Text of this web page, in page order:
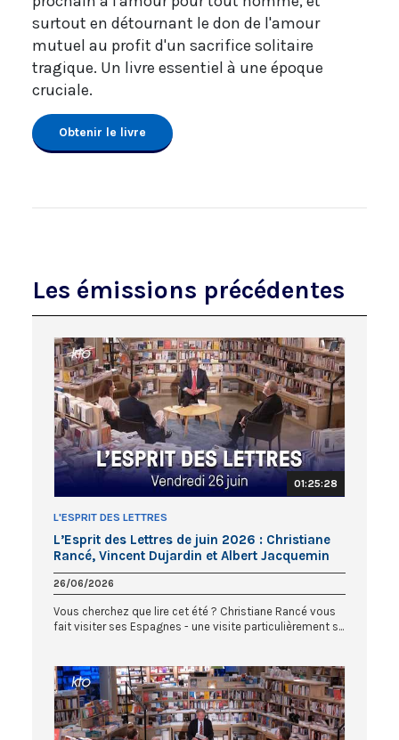
surtout en détournant le don de l'amour
mutuel au profit d'un sacrifice solitaire
tragique. Un livre essentiel à une époque
cruciale.
Obtenir le livre
Les émissions précédentes
01:25:28
L'ESPRIT DES LETTRES
L’Esprit des Lettres de juin 2026 : Christiane
Rancé, Vincent Dujardin et Albert Jacquemin
26/06/2026
Vous cherchez que lire cet été ? Christiane Rancé vous
fait visiter ses Espagnes - une visite particulièrement s...